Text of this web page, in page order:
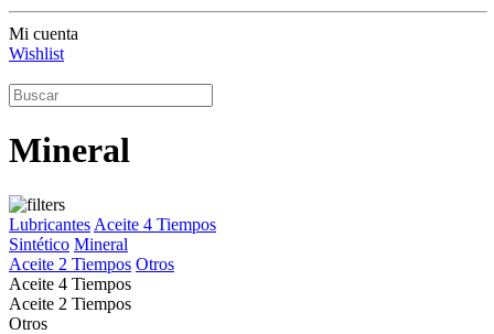
Mi cuenta
Wishlist
Mineral
Lubricantes Aceite 4 Tiempos
Sintético Mineral
Aceite 2 Tiempos Otros
Aceite 4 Tiempos
Aceite 2 Tiempos
Otros